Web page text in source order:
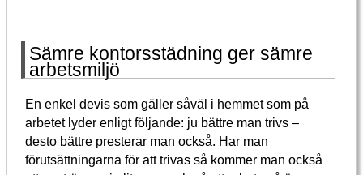
Sämre kontorsstädning ger sämre
arbetsmiljö
En enkel devis som gäller såväl i hemmet som på
arbetet lyder enligt följande: ju bättre man trivs –
desto bättre presterar man också. Har man
förutsättningarna för att trivas så kommer man också